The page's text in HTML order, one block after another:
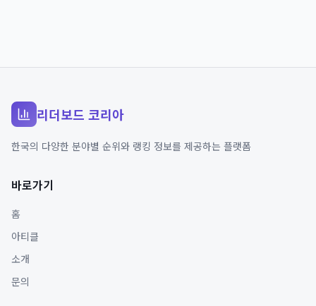
리더보드 코리아
한국의 다양한 분야별 순위와 랭킹 정보를 제공하는 플랫폼
바로가기
홈
아티클
소개
문의